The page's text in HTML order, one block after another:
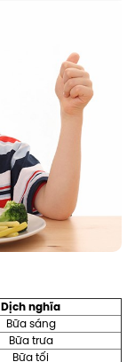
Dịch nghĩa
Bữa sáng
Bữa trưa
Bữa tối